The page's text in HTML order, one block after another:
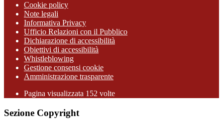
Cookie policy
Note legali
Informativa Privacy
Ufficio Relazioni con il Pubblico
Dichiarazione di accessibilità
Obiettivi di accessibilità
Whistleblowing
Gestione consensi cookie
Amministrazione trasparente
Pagina visualizzata 152 volte
Sezione Copyright